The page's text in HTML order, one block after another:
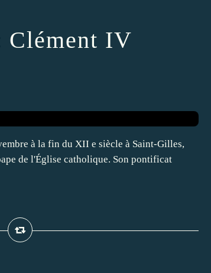
Clément IV
à la fin du XII e siècle à Saint-Gilles,
de l'Église catholique. Son pontificat